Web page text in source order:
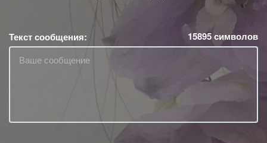
Текст сообщения: 15895символов